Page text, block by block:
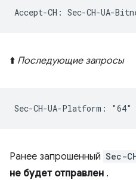
⬆️ Последующие запросы
Ранее запрошенный Sec-
не будет отправлен .